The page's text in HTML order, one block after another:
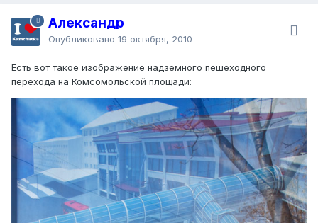
Александр
Опубликовано 19 октября, 2010
Есть вот такое изображение надземного пешеходного
перехода на Комсомольской площади: